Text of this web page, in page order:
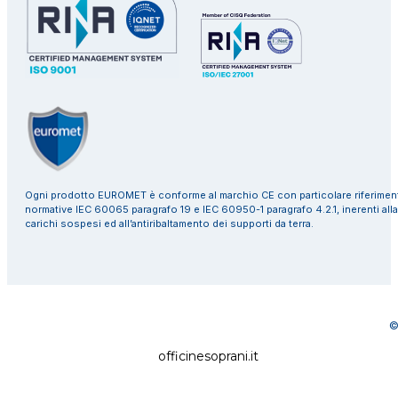
Ogni prodotto EUROMET è conforme al marchio CE con particolare
normative IEC 60065 paragrafo 19 e IEC 60950-1 paragrafo 4.2.1, inerenti
carichi sospesi ed all’antiribaltamento dei supporti da terra.
©
officinesoprani.it